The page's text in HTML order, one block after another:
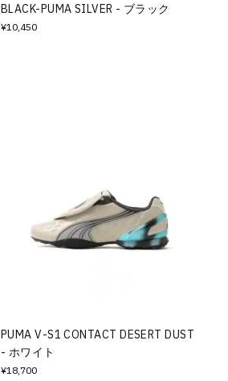
BLACK-PUMA SILVER - ブラック
¥10,450
PUMA V-S1 CONTACT DESERT DUST
- ホワイト
¥18,700